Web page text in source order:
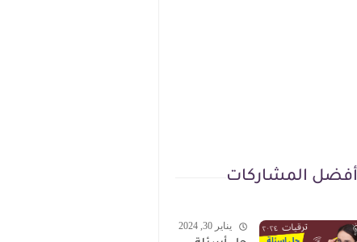
أفضل المشاركات
يناير 30, 2024